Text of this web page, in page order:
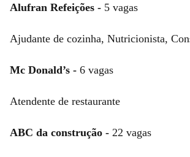
Alufran Refeições - 5 vagas
Ajudante de cozinha, Nutricionista,
Mc Donald’s - 6 vagas
Atendente de restaurante
ABC da construção - 22 vagas